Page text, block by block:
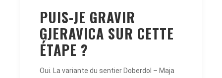
PUIS-JE GRAVIR
GJERAVICA SUR CETTE
ÉTAPE ?
Oui. La variante du sentier Doberdol – Maja